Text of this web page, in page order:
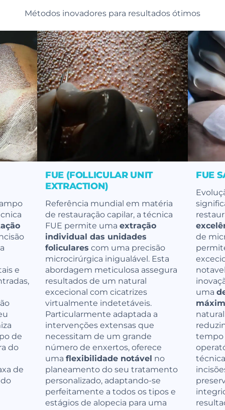
Métodos inovadores para resultados ótimos
e
de
do
de
FUE (FOLLICULAR UNIT
EXTRACTION)
Referência mundial em matéria
de restauração capilar, a técnica
FUE permite uma extração
individual das unidades
foliculares com uma precisão
microcirúrgica inigualável. Esta
abordagem meticulosa assegura
resultados de um natural
excecional com cicatrizes
virtualmente indetetáveis.
Particularmente adaptada a
intervenções extensas que
necessitam de um grande
número de enxertos, oferece
uma flexibilidade notável no
planeamento do seu tratamento
personalizado, adaptando-se
perfeitamente a todos os tipos e
estágios de alopecia para uma
FUE
de
uma
tempo